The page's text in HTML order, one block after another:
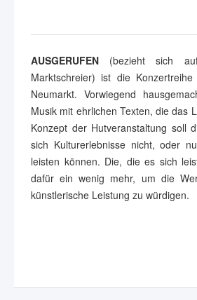
AUSGERUFEN (bezieht sich
Marktschreier) ist die
Neumarkt. Vorwiegend
Musik mit ehrlichen Texten, die das
Konzept der Hutveranstaltung soll
sich Kulturerlebnisse nicht, oder
leisten können. Die, die es sich
dafür ein wenig mehr, um die
künstlerische Leistung zu würdigen.